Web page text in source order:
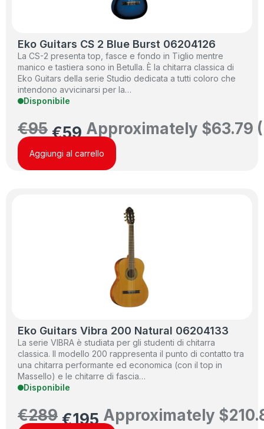
Eko Guitars CS 2 Blue Burst 06204126
La CS-2 presenta top, fasce e fondo in Tiglio mentre
manico e tastiera sono in Betulla. È la chitarra classica di
Eko Guitars della serie Studio dedicata a tutti coloro che
intendono avvicinarsi per la…
Disponibile
€95 €59 Approximately $63.79
Aggiungi al carrello
Eko Guitars Vibra 200 Natural 06204133
La serie VIBRA è studiata per gli studenti di chitarra
classica. Il modello 200 rappresenta il punto di contatto tra
una chitarra performante ed economica (con il top in
Massello) e le chitarre di fascia…
Disponibile
€289 €195 Approximately $